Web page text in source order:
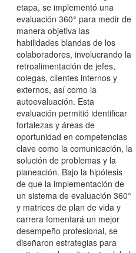
etapa, se implementó una
evaluación 360° para medir de
manera objetiva las
habilidades blandas de los
colaboradores, involucrando la
retroalimentación de jefes,
colegas, clientes internos y
externos, así como la
autoevaluación. Esta
evaluación permitió identificar
fortalezas y áreas de
oportunidad en competencias
clave como la comunicación, la
solución de problemas y la
planeación. Bajo la hipótesis
de que la implementación de
un sistema de evaluación 360°
y matrices de plan de vida y
carrera fomentará un mejor
desempeño profesional, se
diseñaron estrategias para